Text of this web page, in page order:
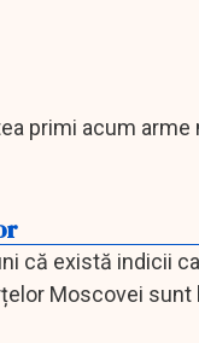
primi acum
că există indicii
Moscovei sunt